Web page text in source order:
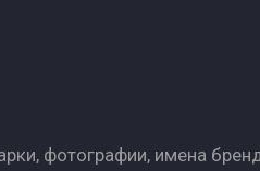
фотографии, имена